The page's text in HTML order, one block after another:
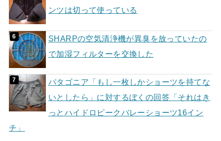
ンツは切って使っている
SHARPの空気清浄機が異臭を放っていたの
で加湿フィルターを交換した
パタゴニア「もし一枚しかショーツを持てな
いとしたら」に対するぼくの回答「それはき
っとハイドロピークバレーショーツ16イン
チ」